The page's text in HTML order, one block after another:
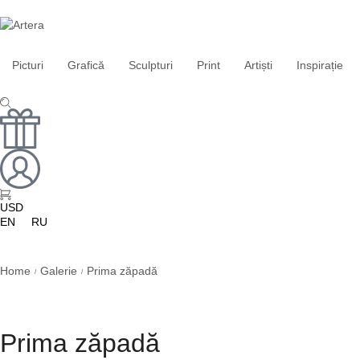
Picturi Grafică Sculpturi Print Artiști Inspirație
USD
EN
RU
Home / Galerie / Prima zăpadă
Prima zăpadă